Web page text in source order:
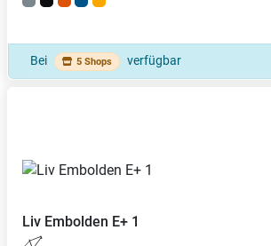
Bei 5 Shops verfügbar
Liv Embolden E+ 1